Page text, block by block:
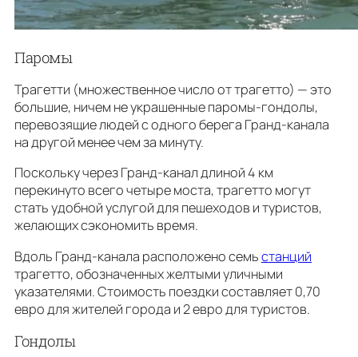
Паромы
Трагетти (множественное число от трагетто) — это
большие, ничем не украшенные паромы-гондолы,
перевозящие людей с одного берега Гранд-канала
на другой менее чем за минуту.
Поскольку через Гранд-канал длиной 4 км
перекинуто всего четыре моста, трагетто могут
стать удобной услугой для пешеходов и туристов,
желающих сэкономить время.
Вдоль Гранд-канала расположено семьстанций
трагетто, обозначенных желтыми уличными
указателями. Стоимость поездки составляет 0,70
евро для жителей города и 2 евро для туристов.
Гондолы